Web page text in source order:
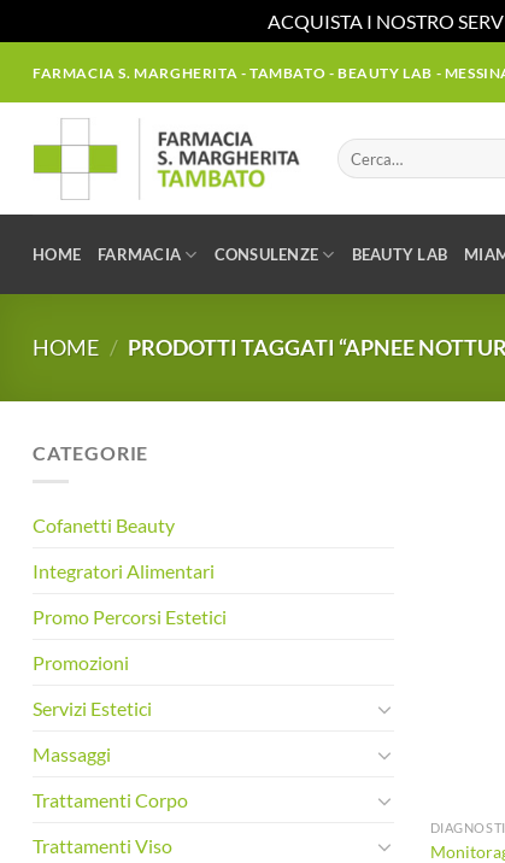
ACQUISTA I NOSTRO
contenuti
FARMACIA S. MARGHERITA - TAMBATO - BEAUTY LAB -
Cerca:
HOME FARMACIA CONSULENZE BEAUTY LAB
HOME / PRODOTTI TAGGATI “APNEE
CATEGORIE
Cofanetti Beauty
Integratori Alimentari
Promo Percorsi Estetici
Promozioni
Servizi Estetici
Massaggi
Trattamenti Corpo
Trattamenti Viso